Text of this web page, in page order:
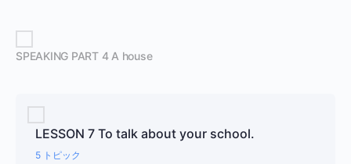
SPEAKING PART 4 A house
LESSON 7 To talk about your school.
5 トピック